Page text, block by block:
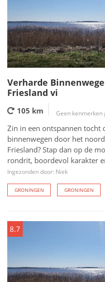
Verharde
Friesland vi
105 km Geen kenmerken
Zin in een ontspannen tocht
binnenwegen door het
Friesland? Stap dan op de
rondrit, boordevol karakter
Ingezonden door: Niek
GRONINGEN GRONINGEN
8.7